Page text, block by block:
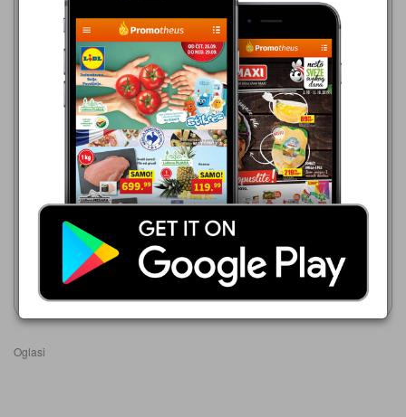
06.08.-26.08.2026
33,49 din
Krofna sa kajsija punjenjem
Prikaži katalog
Idea
06.08.-16.08.2026
74,99 din
KROFNA kajsija Tvojih 5
minuta 80g
Prikaži katalog
Oglasi